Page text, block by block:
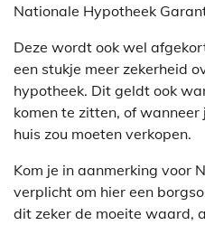
Nationale Hypotheek
Deze wordt ook wel
een stukje meer zekerheid
hypotheek. Dit geldt ook
komen te zitten, of wanneer
huis zou moeten verkopen.
Kom je in aanmerking voor
verplicht om hier een
dit zeker de moeite waard,